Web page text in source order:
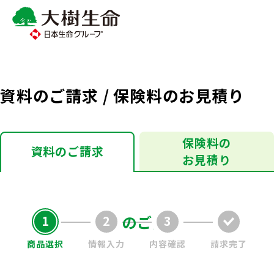
資料のご請求 / 保険料のお見積り
資料のご請求
保険料の
お見積り
資料のご請求
商品選択 情報入力 内容確認 請求完了